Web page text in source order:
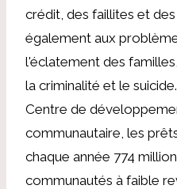
crédit, des faillites et
également aux
l'éclatement des
la criminalité et le
Centre de
communautaire, les
chaque année 774
communautés à faible